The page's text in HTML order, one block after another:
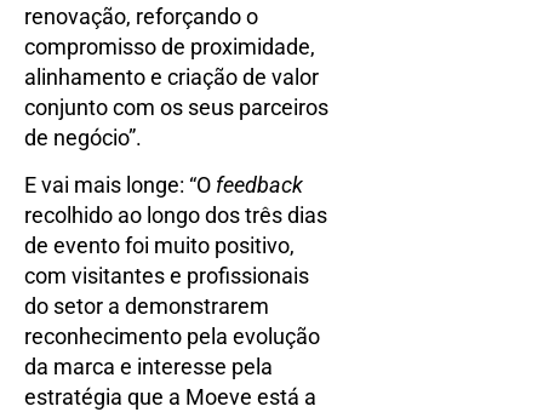
renovação, reforçando o
compromisso de proximidade,
alinhamento e criação de valor
conjunto com os seus parceiros
de negócio”.
E vai mais longe: “O feedback
recolhido ao longo dos três dias
de evento foi muito positivo,
com visitantes e profissionais
do setor a demonstrarem
reconhecimento pela evolução
da marca e interesse pela
estratégia que a Moeve está a